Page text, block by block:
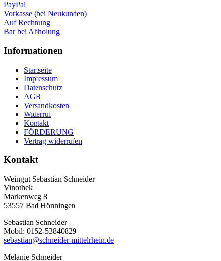
PayPal
Vorkasse (bei Neukunden)
Auf Rechnung
Bar bei Abholung
Informationen
Startseite
Impressum
Datenschutz
AGB
Versandkosten
Widerruf
Kontakt
FÖRDERUNG
Vertrag widerrufen
Kontakt
Weingut Sebastian Schneider
Vinothek
Markenweg 8
53557 Bad Hönningen
Sebastian Schneider
Mobil: 0152-53840829
sebastian@schneider-mittelrhein.de
Melanie Schneider